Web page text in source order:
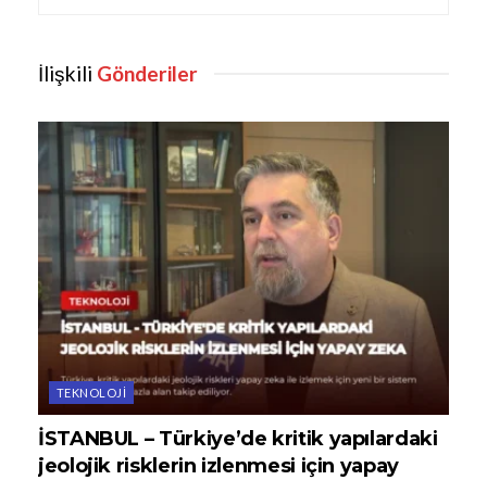
İlişkili Gönderiler
TEKNOLOJI
İSTANBUL – Türkiye’de kritik yapılardaki
jeolojik risklerin izlenmesi için yapay